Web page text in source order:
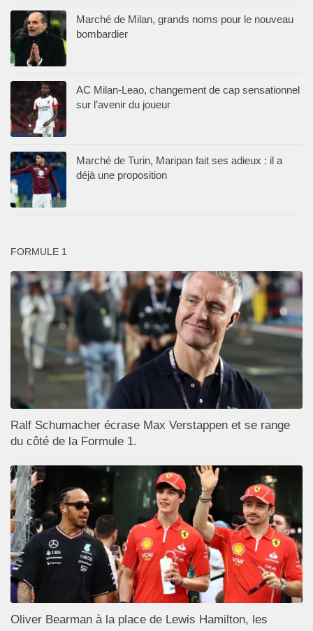
Marché de Milan, grands noms pour le nouveau
bombardier
AC Milan-Leao, changement de cap sensationnel
sur l’avenir du joueur
Marché de Turin, Maripan fait ses adieux : il a
déjà une proposition
FORMULE 1
Ralf Schumacher écrase Max Verstappen et se range
du côté de la Formule 1.
Oliver Bearman à la place de Lewis Hamilton, les